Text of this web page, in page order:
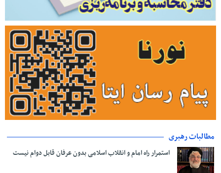
مطالبات رهبری
استمرار راه امام و انقلاب اسلامی بدون عرفان قابل دوام نیست